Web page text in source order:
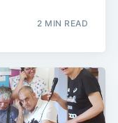
2 MIN READ